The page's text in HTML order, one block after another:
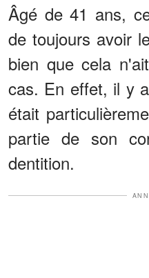
Âgé de 41 ans,
de toujours avoir
bien que cela
cas. En effet, il y
était
partie de son
dentition.